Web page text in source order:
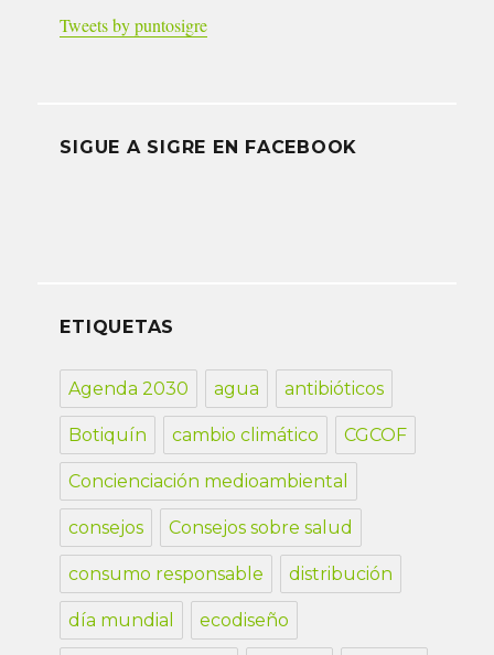
Tweets by puntosigre
SIGUE A SIGRE EN FACEBOOK
ETIQUETAS
Agenda 2030 agua antibióticos
Botiquín cambio climático CGCOF
Concienciación medioambiental
consejos Consejos sobre salud
consumo responsable distribución
día mundial ecodiseño